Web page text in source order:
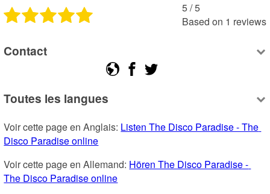
5 /5
Based on 1 reviews
Contact
Toutes les langues
Voir cette page en Anglais: Listen The Disco Paradise - The
Disco Paradise online
Voir cette page en Allemand: Hören The Disco Paradise -
The Disco Paradise online